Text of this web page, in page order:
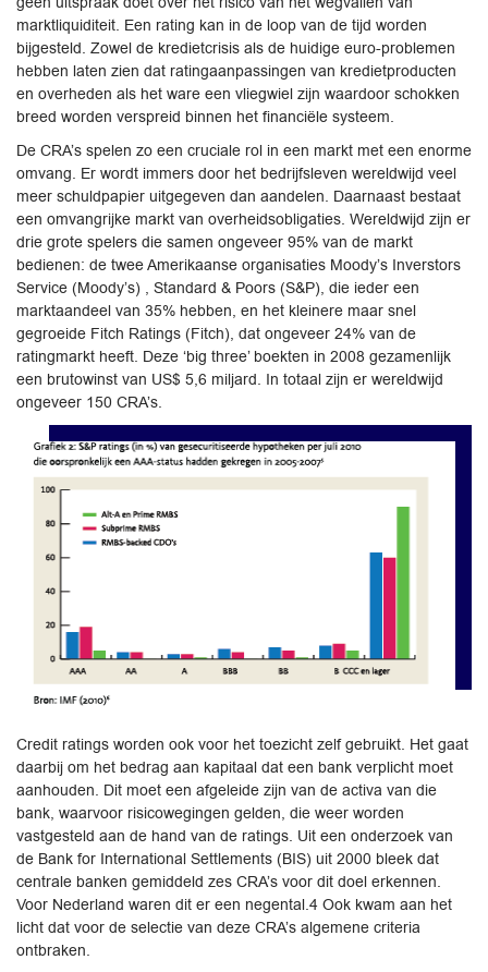
marktliquiditeit. Een rating kan in de loop van de tijd worden
bijgesteld. Zowel de kredietcrisis als de huidige euro-problemen
hebben laten zien dat ratingaanpassingen van kredietproducten
en overheden als het ware een vliegwiel zijn waardoor schokken
breed worden verspreid binnen het financiële systeem.
De CRA’s spelen zo een cruciale rol in een markt met een enorme
omvang. Er wordt immers door het bedrijfsleven wereldwijd veel
meer schuldpapier uitgegeven dan aandelen. Daarnaast bestaat
een omvangrijke markt van overheidsobligaties. Wereldwijd zijn er
drie grote spelers die samen ongeveer 95% van de markt
bedienen: de twee Amerikaanse organisaties Moody’s Inverstors
Service (Moody’s) , Standard & Poors (S&P), die ieder een
marktaandeel van 35% hebben, en het kleinere maar snel
gegroeide Fitch Ratings (Fitch), dat ongeveer 24% van de
ratingmarkt heeft. Deze ‘big three’ boekten in 2008 gezamenlijk
een brutowinst van US$ 5,6 miljard. In totaal zijn er wereldwijd
ongeveer 150 CRA’s.
Credit ratings worden ook voor het toezicht zelf gebruikt. Het gaat
daarbij om het bedrag aan kapitaal dat een bank verplicht moet
aanhouden. Dit moet een afgeleide zijn van de activa van die
bank, waarvoor risicowegingen gelden, die weer worden
vastgesteld aan de hand van de ratings. Uit een onderzoek van
de Bank for International Settlements (BIS) uit 2000 bleek dat
centrale banken gemiddeld zes CRA’s voor dit doel erkennen.
Voor Nederland waren dit er een negental.4 Ook kwam aan het
licht dat voor de selectie van deze CRA’s algemene criteria
ontbraken.